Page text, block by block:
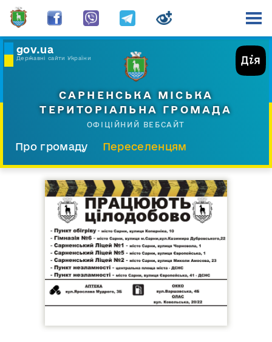
gov.ua
Державні сайти України
САРНЕНСЬКА МІСЬКА
ТЕРИТОРІАЛЬНА ГРОМАДА
ОФІЦІЙНИЙ ВЕБСАЙТ
Про громаду
Переселенцям
Прес-центр